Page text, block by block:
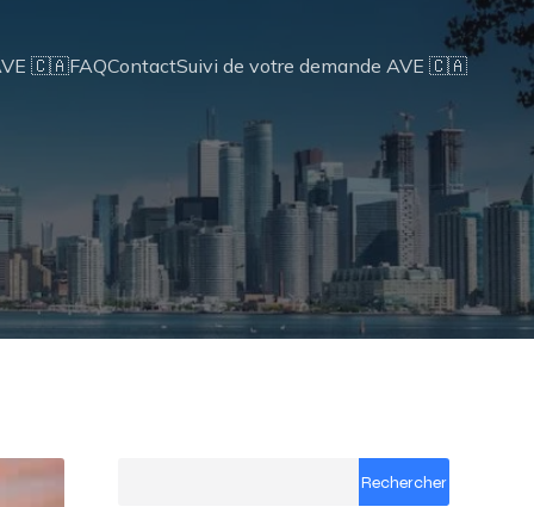
🇨🇦FAQContactSuivi de votre demande AVE 🇨🇦
Rechercher